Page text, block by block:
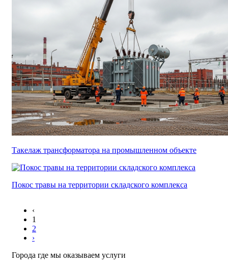
Такелаж трансформатора на промышленном объекте
Покос травы на территории складского комплекса
‹
1
2
›
Города где мы оказываем услуги